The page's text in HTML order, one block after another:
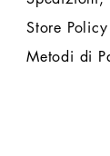
Store Policy
Metodi di